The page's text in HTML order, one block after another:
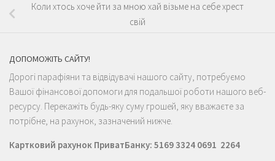
Коли хтось хоче йти за мною хай візьме на себе хрест
свій
ДОПОМОЖІТЬ САЙТУ!
Дорогі парафіяни та відвідувачі нашого сайту, потребуємо
Вашої фінансової допомоги для подальшої роботи нашого веб-
ресурсу. Перекажіть будь-яку суму грошей, яку вважаєте за
потрібне, на рахунок, зазначений нижче.
Картковий рахунок ПриватБанку: 5169 3324 0691 2264